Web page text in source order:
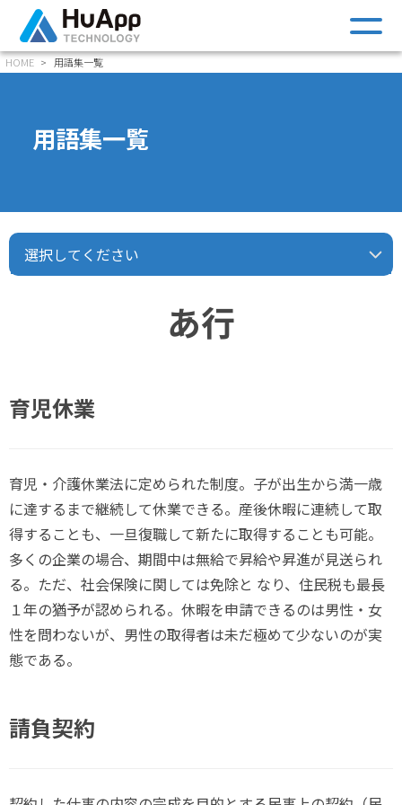
HOME 用語集一覧
用語集一覧
選択してください
あ行
育児休業
育児・介護休業法に定められた制度。子が出生から満一歳
に達するまで継続して休業できる。産後休暇に連続して取
得することも、一旦復職して新たに取得することも可能。
多くの企業の場合、期間中は無給で昇給や昇進が見送られ
る。ただ、社会保険に関しては免除と なり、住民税も最長
１年の猶予が認められる。休暇を申請できるのは男性・女
性を問わないが、男性の取得者は未だ極めて少ないのが実
態である。
請負契約